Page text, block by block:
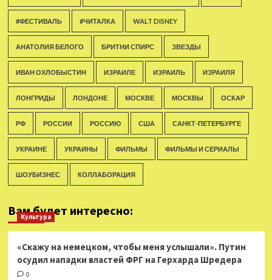
#ФЕСТИВАЛЬ #ЧИТАЛКА WALT DISNEY
АНАТОЛИЯ БЕЛОГО БРИТНИ СПИРС ЗВЕЗДЫ
ИВАН ОХЛОБЫСТИН ИЗРАИЛЕ ИЗРАИЛЬ ИЗРАИЛЯ
ЛОНГРИДЫ ЛОНДОНЕ МОСКВЕ МОСКВЫ ОСКАР
РФ РОССИИ РОССИЮ США САНКТ-ПЕТЕРБУРГЕ
УКРАИНЕ УКРАИНЫ ФИЛЬМЫ ФИЛЬМЫ И СЕРИАЛЫ
ШОУБИЗНЕС КОЛЛАБОРАЦИЯ
Вам будет интересно:
Культура
«Скажу на немецком, чтобы меня услышали». Путин
осудил нападки властей ФРГ на Герхарда Шредера
0